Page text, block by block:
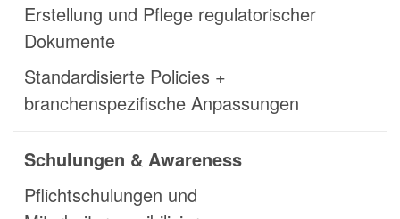
Erstellung und Pflege regulatorischer
Dokumente
Standardisierte Policies +
branchenspezifische Anpassungen
Schulungen & Awareness
Pflichtschulungen und